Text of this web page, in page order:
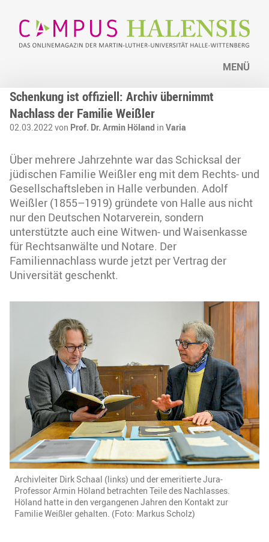
MENÜ
Schenkung ist offiziell: Archiv übernimmt
Nachlass der Familie Weißler
02.03.2022 von Prof. Dr. Armin Höland in Varia
Über mehrere Jahrzehnte war das Schicksal der
jüdischen Familie Weißler eng mit dem Rechts- und
Gesellschaftsleben in Halle verbunden. Adolf
Weißler (1855–1919) gründete von Halle aus nicht
nur den Deutschen Notarverein, sondern
unterstützte auch eine Witwen- und Waisenkasse
für Rechtsanwälte und Notare. Der
Familiennachlass wurde jetzt per Vertrag der
Universität geschenkt.
Archivleiter Dirk Schaal (links) und der emeritierte Jura-
Professor Armin Höland betrachten Teile des Nachlasses.
Höland hatte in den vergangenen Jahren den Kontakt zur
Familie Weißler gehalten. (Foto: Markus Scholz)